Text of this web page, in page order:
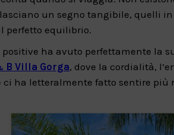
un segno tangibile, quelli
perfetto equilibrio.
ha avuto perfettamente la
B Villa Gorga, dove la cordialità,
ci ha letteralmente fatto sentire più